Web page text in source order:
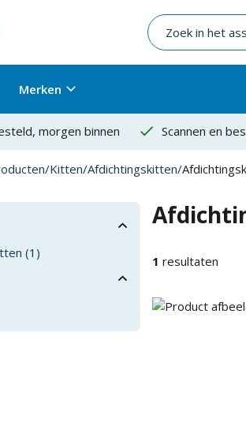
Merken
morgen binnen Scannen en
/Kitten/Afdichtingskitten/
(1 )
1 resultaten